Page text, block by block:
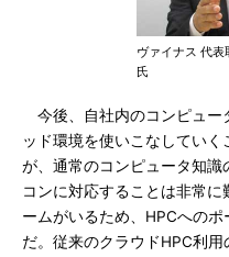
ヴァイナス 代
氏
今後、自社内のコンピュー
ッド環境を使いこなしてい
が、通常のコンピュータ知
コンに対応することは非常
ームがいるため、HPCへの
だ。従来のクラウドHPC利